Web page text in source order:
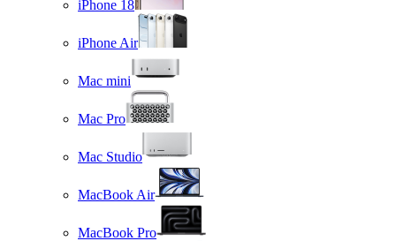
iPhone 18
iPhone Air
Mac mini
Mac Pro
Mac Studio
MacBook Air
MacBook Pro